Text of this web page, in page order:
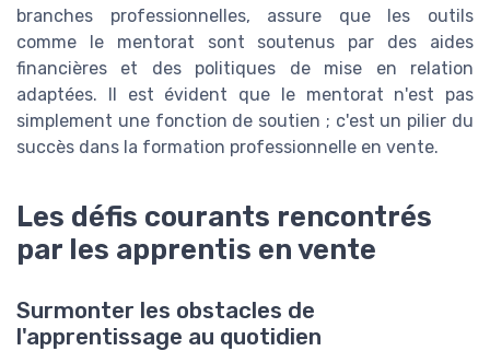
branches professionnelles, assure que les outils
comme le mentorat sont soutenus par des aides
financières et des politiques de mise en relation
adaptées. Il est évident que le mentorat n'est pas
simplement une fonction de soutien ; c'est un pilier du
succès dans la formation professionnelle en vente.
Les défis courants rencontrés
par les apprentis en vente
Surmonter les obstacles de
l'apprentissage au quotidien